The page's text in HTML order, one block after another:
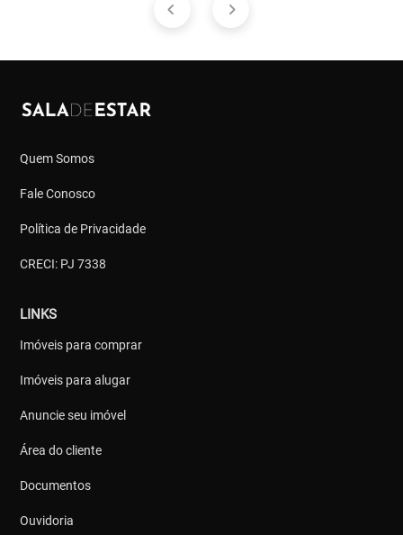
Quem Somos
Fale Conosco
Política de Privacidade
CRECI: PJ 7338
LINKS
Imóveis para comprar
Imóveis para alugar
Anuncie seu imóvel
Área do cliente
Documentos
Ouvidoria